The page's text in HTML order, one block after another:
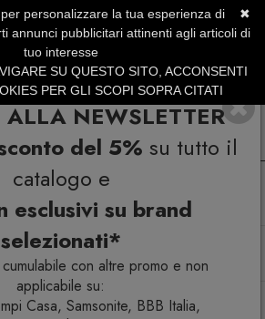
NEWSLETTER
del 5% su tutto il
catalogo e
esclusivi su brand
selezionati*
con altre promo e non
applicabile su:
Casa, Samsonite, BBB Italia,
CLIENTI +39.0773.470.562
| Fino al 40% di Sconto
Arredo interno
Milano Hollywood Tavolino
✖
personalizzare la tua esperienza di
annunci pubblicitari attinenti agli articoli di
tuo interesse
SU QUESTO SITO, ACCONSENTI
PER GLI SCOPI SOPRA CITATI